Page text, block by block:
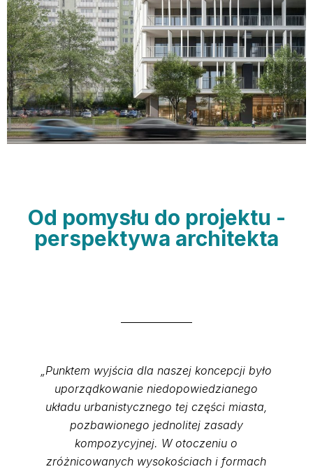
Od pomysłu do projektu -
perspektywa architekta
„Punktem wyjścia dla naszej koncepcji było
uporządkowanie niedopowiedzianego
układu urbanistycznego tej części miasta,
pozbawionego jednolitej zasady
kompozycyjnej. W otoczeniu o
zróżnicowanych wysokościach i formach